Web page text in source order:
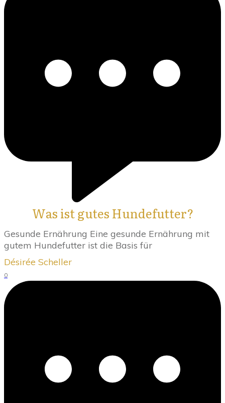
Was ist gutes Hundefutter?
Gesunde Ernährung Eine gesunde Ernährung mit
gutem Hundefutter ist die Basis für
Désirée Scheller
0